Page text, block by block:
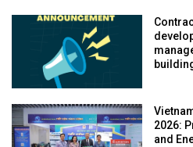
2026:
and